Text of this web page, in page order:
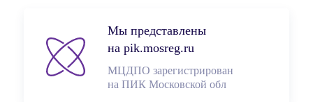
Мы представлены
на pik.mosreg.ru
МЦДПО зарегистрирован
на ПИК Московской обл